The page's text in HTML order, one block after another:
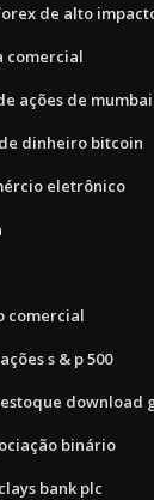
de alto
comercial
ações de mumbai
dinheiro bitcoin
eletrônico
comercial
s & p 500
download
binário
bank plc